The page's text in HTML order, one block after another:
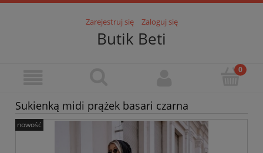
Zarejestruj się Zaloguj się
Butik Beti
Sukienką midi prążek basari czarna
nowość